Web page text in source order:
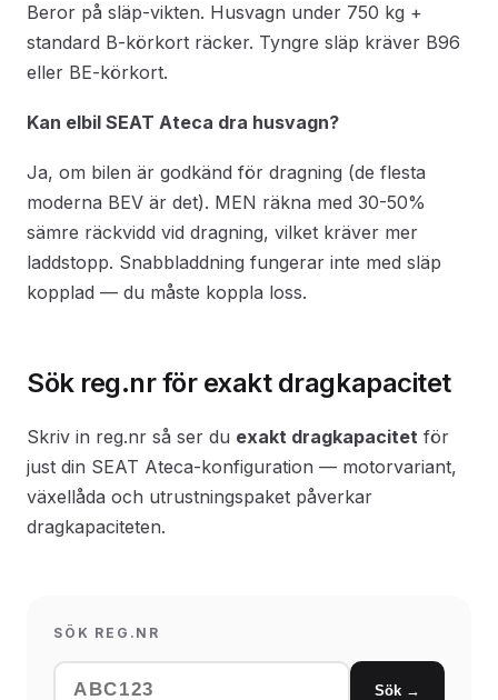
Beror på släp-vikten. Husvagn under 750 kg +
standard B-körkort räcker. Tyngre släp kräver B96
eller BE-körkort.
Kan elbil SEAT Ateca dra husvagn?
Ja, om bilen är godkänd för dragning (de flesta
moderna BEV är det). MEN räkna med 30-50%
sämre räckvidd vid dragning, vilket kräver mer
laddstopp. Snabbladdning fungerar inte med släp
kopplad — du måste koppla loss.
Sök reg.nr för exakt dragkapacitet
Skriv in reg.nr så ser du exakt dragkapacitet för
just din SEAT Ateca-konfiguration — motorvariant,
växellåda och utrustningspaket påverkar
dragkapaciteten.
SÖK REG.NR
Sök →